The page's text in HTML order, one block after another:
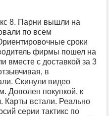
8. Парни вышли на
по всем
сроки
фирмы пошел на
вместе с доставкой за 3
в
Скинули видео
Доволен покупкой, к
Карты встали. Реально
серии тактикс по